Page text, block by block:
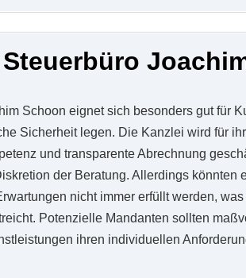
Steuerbüro
Schoon eignet sich besonders gut für
Sicherheit legen. Die Kanzlei wird für
und transparente Abrechnung
der Beratung. Allerdings könnten
nicht immer erfüllt werden,
Potenzielle Mandanten sollten
ihren individuellen